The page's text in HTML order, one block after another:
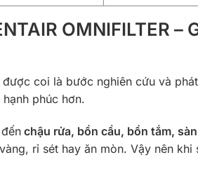
OMNIFILTER –
được coi là bước nghiên cứu và
phúc hơn.
chậu rửa, bồn cầu, bồn tắm,
rỉ sét hay ăn mòn. Vậy nên